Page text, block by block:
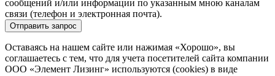
сообщений и/или информации по указанным мною каналам
связи (телефон и электронная почта).
Отправить запрос
Оставаясь на нашем сайте или нажимая «Хорошо», вы
соглашаетесь с тем, что для учета посетителей сайта компании
ООО «Элемент Лизинг» используются (cookies) в виде